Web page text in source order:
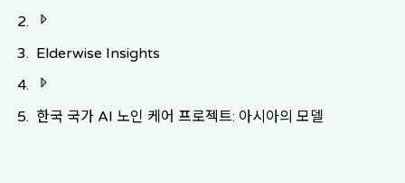
Elderwise Insights
한국 국가 AI 노인 케어 프로젝트: 아시아의 모델